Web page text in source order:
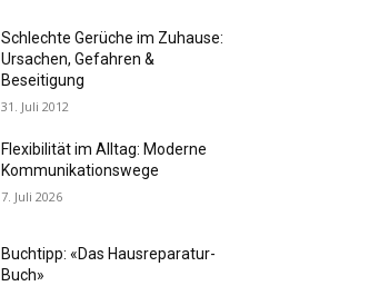
Schlechte Gerüche im Zuhause:
Ursachen, Gefahren &
Beseitigung
31. Juli 2012
Flexibilität im Alltag: Moderne
Kommunikationswege
7. Juli 2026
Buchtipp: «Das Hausreparatur-
Buch»